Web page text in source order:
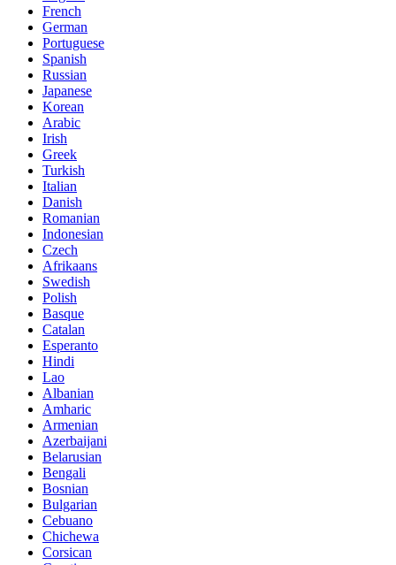
French
German
Portuguese
Spanish
Russian
Japanese
Korean
Arabic
Irish
Greek
Turkish
Italian
Danish
Romanian
Indonesian
Czech
Afrikaans
Swedish
Polish
Basque
Catalan
Esperanto
Hindi
Lao
Albanian
Amharic
Armenian
Azerbaijani
Belarusian
Bengali
Bosnian
Bulgarian
Cebuano
Chichewa
Corsican